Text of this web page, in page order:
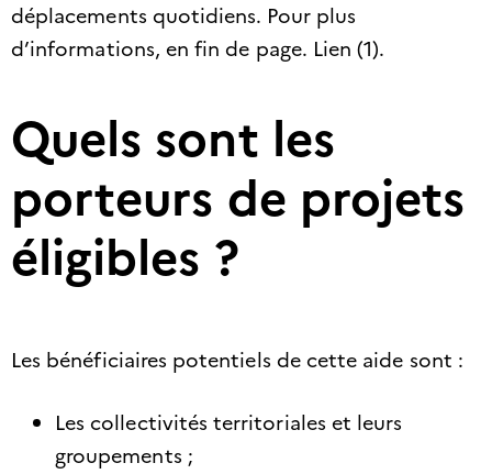
déplacements quotidiens. Pour plus
d’informations, en fin de page. Lien (1).​
Quels sont les
porteurs de projets
éligibles ?
Les bénéficiaires potentiels de cette aide sont :​
Les collectivités territoriales et leurs
groupements ;